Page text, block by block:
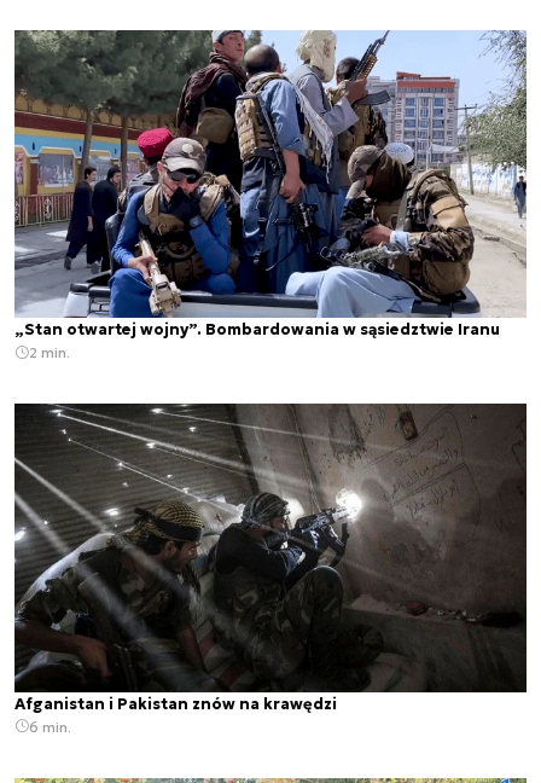
„Stan otwartej wojny”. Bombardowania w sąsiedztwie Iranu
2 min.
Afganistan i Pakistan znów na krawędzi
6 min.